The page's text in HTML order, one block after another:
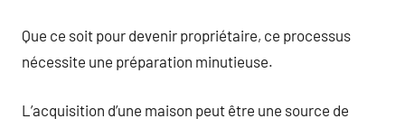
Que ce soit pour devenir propriétaire, ce processus
nécessite une préparation minutieuse.
L’acquisition d’une maison peut être une source de